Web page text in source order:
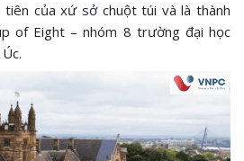
của xứ sở chuột túi và là thành
of Eight – nhóm 8 trường đại học